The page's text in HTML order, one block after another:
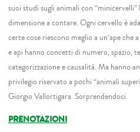
suoi studi sugli animali con
dimensione a contare. Ogni cervello è
certe cose riescono meglio a un’ape che
e api hanno concetti di numero, spazio,
categorizzazione e causalità. Ma hanno
privilegio riservato a pochi “animali
Giorgio Vallortigara. Sorprendendoci.
PRENOTAZIONI